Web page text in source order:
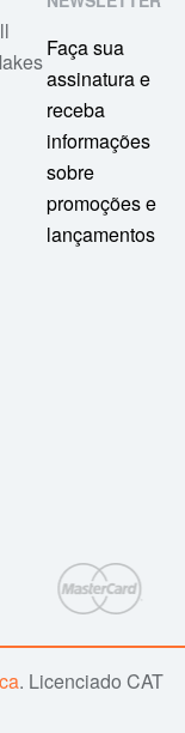
Faça sua
assinatura e
receba
informações
sobre
promoções e
lançamentos
. Licenciado CAT